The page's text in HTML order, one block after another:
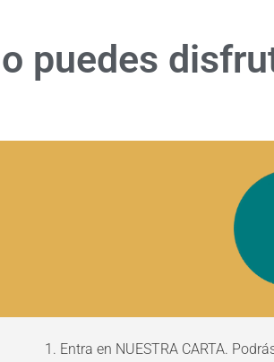
puedes
1. Entra en NUESTRA CARTA.